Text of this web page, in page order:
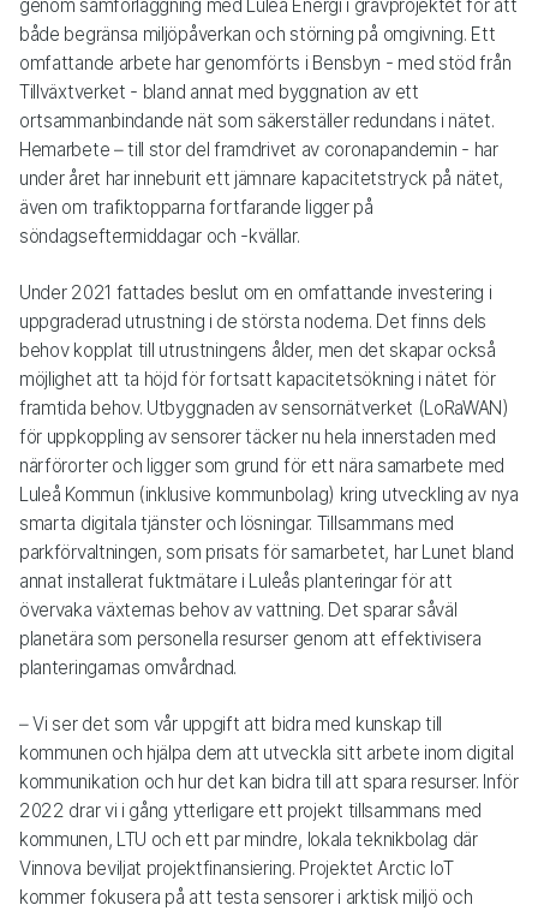
genom samförläggning med Luleå Energi i grävprojektet för att
både begränsa miljöpåverkan och störning på omgivning. Ett
omfattande arbete har genomförts i Bensbyn - med stöd från
Tillväxtverket - bland annat med byggnation av ett
ortsammanbindande nät som säkerställer redundans i nätet.
Hemarbete – till stor del framdrivet av coronapandemin - har
under året har inneburit ett jämnare kapacitetstryck på nätet,
även om trafiktopparna fortfarande ligger på
söndagseftermiddagar och -kvällar.
Under 2021 fattades beslut om en omfattande investering i
uppgraderad utrustning i de största noderna. Det finns dels
behov kopplat till utrustningens ålder, men det skapar också
möjlighet att ta höjd för fortsatt kapacitetsökning i nätet för
framtida behov. Utbyggnaden av sensornätverket (LoRaWAN)
för uppkoppling av sensorer täcker nu hela innerstaden med
närförorter och ligger som grund för ett nära samarbete med
Luleå Kommun (inklusive kommunbolag) kring utveckling av nya
smarta digitala tjänster och lösningar. Tillsammans med
parkförvaltningen, som prisats för samarbetet, har Lunet bland
annat installerat fuktmätare i Luleås planteringar för att
övervaka växternas behov av vattning. Det sparar såväl
planetära som personella resurser genom att effektivisera
planteringarnas omvårdnad.
– Vi ser det som vår uppgift att bidra med kunskap till
kommunen och hjälpa dem att utveckla sitt arbete inom digital
kommunikation och hur det kan bidra till att spara resurser. Inför
2022 drar vi i gång ytterligare ett projekt tillsammans med
kommunen, LTU och ett par mindre, lokala teknikbolag där
Vinnova beviljat projektfinansiering. Projektet Arctic IoT
kommer fokusera på att testa sensorer i arktisk miljö och